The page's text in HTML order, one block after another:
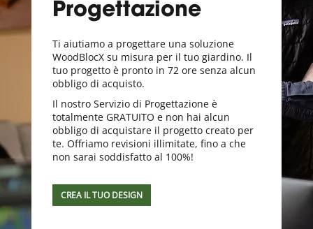
Progettazione
Ti aiutiamo a progettare una soluzione
WoodBlocX su misura per il tuo giardino. Il
tuo progetto è pronto in 72 ore senza alcun
obbligo di acquisto.
Il nostro Servizio di Progettazione è
totalmente GRATUITO e non hai alcun
obbligo di acquistare il progetto creato per
te. Offriamo revisioni illimitate, fino a che
non sarai soddisfatto al 100%!
CREA IL TUO DESIGN